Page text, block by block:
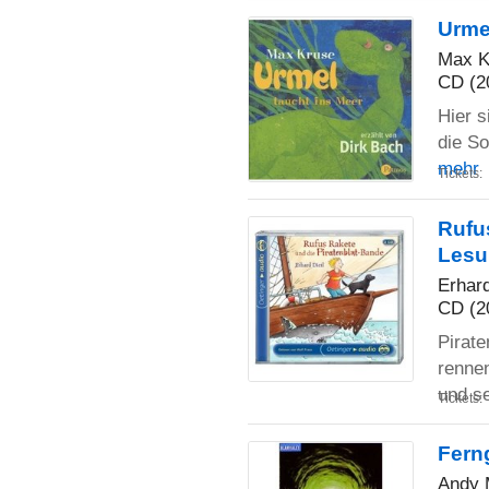
Max
CD
Hier
die
mehr
Tickets:
CD
und
Tickets:
Andy